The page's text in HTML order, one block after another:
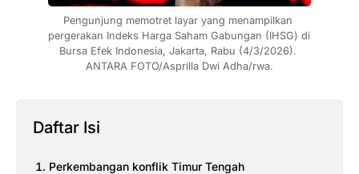
Pengunjung memotret layar yang menampilkan
pergerakan Indeks Harga Saham Gabungan (IHSG) di
Bursa Efek Indonesia, Jakarta, Rabu (4/3/2026).
ANTARA FOTO/Asprilla Dwi Adha/rwa.
Daftar Isi
Perkembangan konflik Timur Tengah